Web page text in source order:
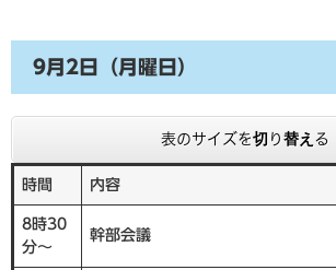
9月2日（月曜日）
表のサイズを切り替える
時間 内容
8時30
分～
幹部会議